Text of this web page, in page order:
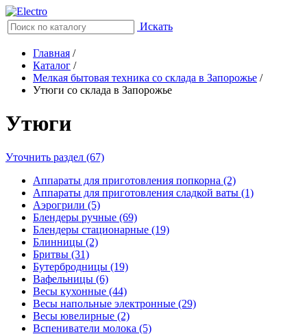
Искать
Главная /
Каталог /
Мелкая бытовая техника со склада в Запорожье /
Утюги со склада в Запорожье
Утюги
Уточнить раздел (67)
Аппараты для приготовления попкорна (2)
Аппараты для приготовления сладкой ваты (1)
Аэрогрили (5)
Блендеры ручные (69)
Блендеры стационарные (19)
Блинницы (2)
Бритвы (31)
Бутербродницы (19)
Вафельницы (6)
Весы кухонные (44)
Весы напольные электронные (29)
Весы ювелирные (2)
Вспениватели молока (5)